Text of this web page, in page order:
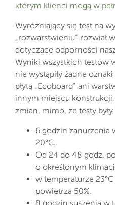
którym klienci mogą w
Wyróżniający się test na
„rozwarstwieniu” rozwiał
dotyczące odporności
Wyniki wszystkich testów
nie wystąpiły żadne
płytą „Ecoboard” ani
innym miejscu konstrukcji.
zmian, mimo, że testy
6 godzin zanurzenia
20°C.
Od 24 do 48 godz.
o określonym
w temperaturze
powietrza 50%.